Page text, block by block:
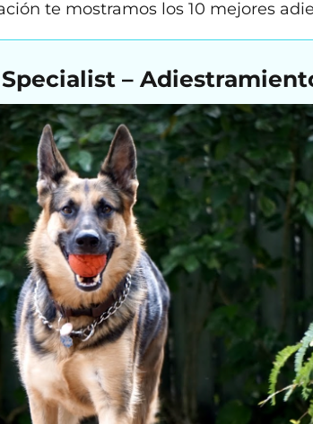
te mostramos los 10 mejores
Specialist –